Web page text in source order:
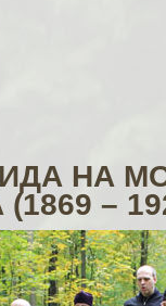
НА
–